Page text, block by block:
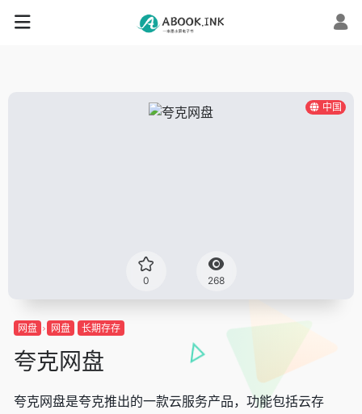
中国
0 268
网盘 网盘 长期存存
夸克网盘
夸克网盘是夸克推出的一款云服务产品，功能包括云存